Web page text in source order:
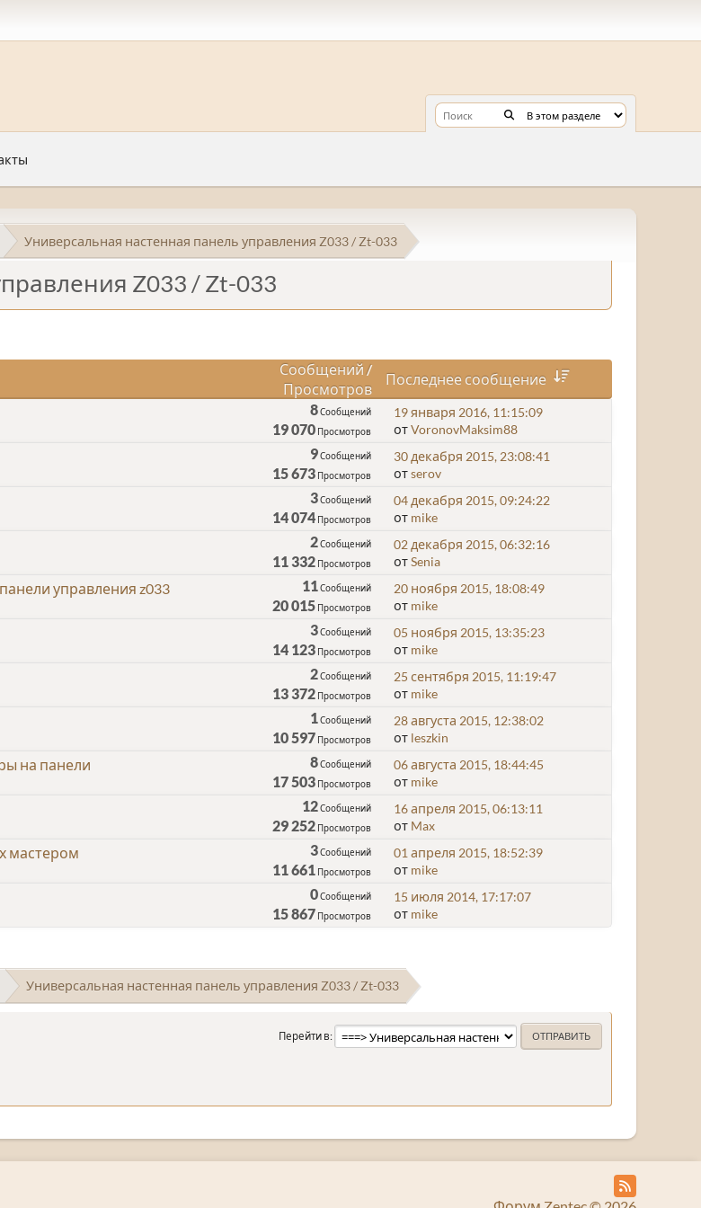
Универсальная настенная панель управления Z033 / Zt-033
Z033 / Zt-033
Сообщений /
Просмотров
Последнее сообщение
8Сообщений
19 070 Просмотров
19 января 2016, 11:15:09
отVoronovMaksim88
9Сообщений
15 673 Просмотров
30 декабря 2015, 23:08:41
отserov
3Сообщений
14 074 Просмотров
04 декабря 2015, 09:24:22
от mike
2Сообщений
11 332 Просмотров
02 декабря 2015, 06:32:16
отSenia
управления z033 11 Сообщений
20 015 Просмотров
20 ноября 2015, 18:08:49
от mike
3Сообщений
14 123 Просмотров
05 ноября 2015, 13:35:23
от mike
2Сообщений
13 372 Просмотров
25 сентября 2015, 11:19:47
от mike
1 Сообщений
10 597 Просмотров
28 августа 2015, 12:38:02
от leszkin
на панели 8Сообщений
17 503 Просмотров
06 августа 2015, 18:44:45
от mike
12Сообщений
29 252 Просмотров
16 апреля 2015, 06:13:11
от Max
мастером 3Сообщений
11 661 Просмотров
01 апреля 2015, 18:52:39
от mike
0Сообщений
15 867 Просмотров
15 июля 2014, 17:17:07
от mike
Универсальная настенная панель управления Z033 / Zt-033
Перейти в